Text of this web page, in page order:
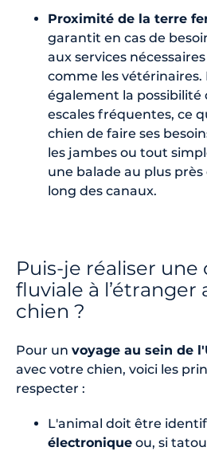
Proximité de la terre
garantit en cas de
aux services
comme les vétérinaires.
également la possibilité
escales fréquentes, ce
chien de faire ses
les jambes ou tout
une balade au plus
long des canaux.
Puis-je réaliser une
fluviale à l’étranger
chien ?
Pour un voyage au sein de
avec votre chien, voici les
respecter :
L'animal doit être
électronique ou, si